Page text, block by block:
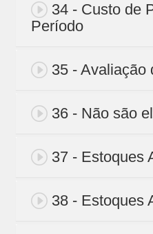
34 - Custo de
Período
35 - Avaliação
36 - Não são
37 - Estoques
38 - Estoques